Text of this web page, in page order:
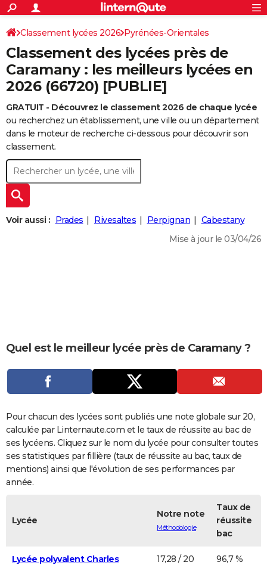
ACTUALITÉS
Politique
Société
Faits Divers
Education
Monde
Villes
+
SPORT
Coupe du monde 2026
Football
Tennis
Cyclisme
Rugby
Forum
Programme TV
TNT
Streaming
Cinéma
Sorties cinéma
Musique
+
FINANCE
Retraite
Impôts
Epargne
Immobilier
Risques naturels par ville
Banque
Assurance
Crédit
AUTO
Essais
Réserver un essai
Citadines
Berlines
SUV
Forum auto
+
HIGH-TECH
BRICOLAGE
Forum
Aménagement intérieur
Extérieur
Cuisine
Salle de bains
Jardinage
Rangement
+WEEK-END
Guides de France
Escapades
Patrimoine
Expositions
Musées
Week-end nature
+
LIFESTYLE
CARTE DE VOEUX
Carte de Noël
Carte Bonne année
Carte Saint-Valentin
Carte Pâques
Carte d'anniversaire
DICTIONNAIRE
COPAINS D'AVANT
S'inscrire
Se connecter
Lycées
Collèges
Primaires
Universités
Entreprises
Service militaire
Avis de recherche
AVIS DE DÉCÈS
FORUM
Rechercher
S'inscrire
Connexion
Classement lycées 2026 Pyrénées-Orientales
Classement des lycées près de
Caramany : les meilleurs lycées en
2026 (66720) [PUBLIE]
GRATUIT - Découvrez le classement 2026 de chaque lycée
ou recherchez un établissement, une ville ou un département
dans le moteur de recherche ci-dessous pour découvrir son
classement.
Voir aussi : Prades Rivesaltes Perpignan
Cabestany
Mise à jour le 03/04/26
Quel est le meilleur lycée près de Caramany ?
Pour chacun des lycées sont publiés une note globale sur 20,
calculée par Linternaute.com et le taux de réussite au bac de
ses lycéens. Cliquez sur le nom du lycée pour consulter toutes
ses statistiques par fillière (taux de réussite au bac, taux de
mentions) ainsi que l'évolution de ses performances par
année.
Lycée
Notre note
Méthodologie
Taux de
réussite
bac
Lycée polyvalent Charles
17,28 / 20 96,7 %